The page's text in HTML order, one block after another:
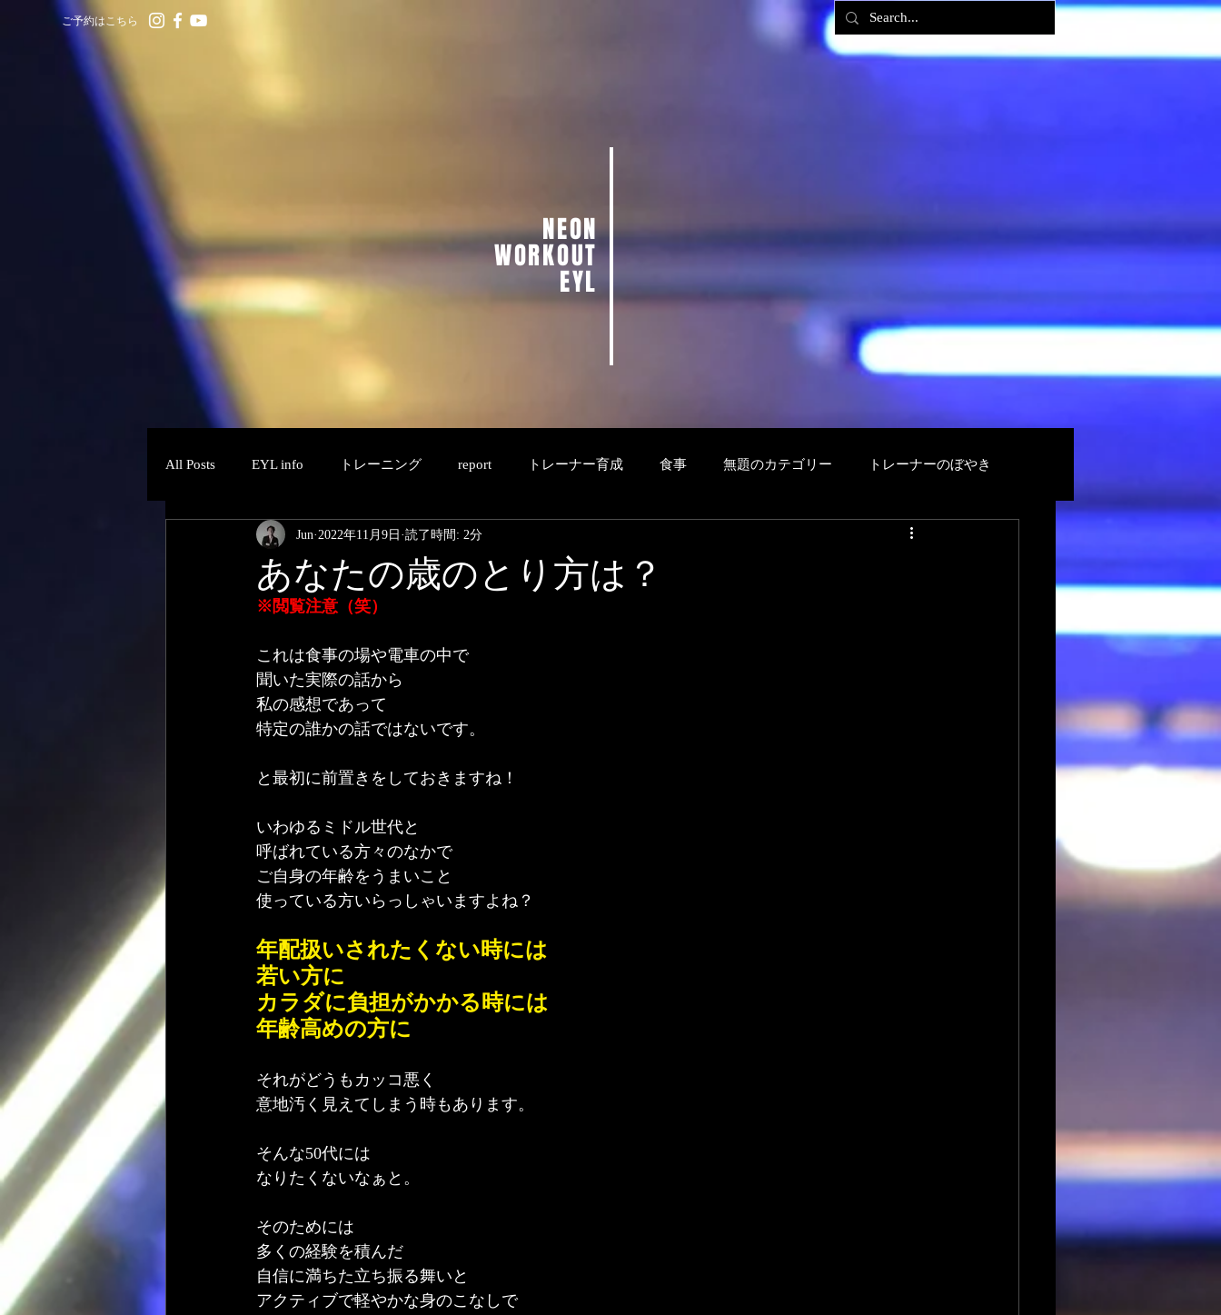
ご予約はこちら
NEON
WORKOUT
EYL
All Posts EYL info トレーニング report トレーナー育成 食事 無題のカテゴリー トレーナーのぼやき
あなたの歳のとり方は？
Jun 2022年11月9日 読了時間: 2分
※閲覧注意（笑）
これは食事の場や電車の中で
聞いた実際の話から
私の感想であって
特定の誰かの話ではないです。
と最初に前置きをしておきますね！
いわゆるミドル世代と
呼ばれている方々のなかで
ご自身の年齢をうまいこと
使っている方いらっしゃいますよね？
年配扱いされたくない時には
若い方に
カラダに負担がかかる時には
年齢高めの方に
それがどうもカッコ悪く
意地汚く見えてしまう時もあります。
そんな50代には
なりたくないなぁと。
そのためには
多くの経験を積んだ
自信に満ちた立ち振る舞いと
アクティブで軽やかな身のこなしで